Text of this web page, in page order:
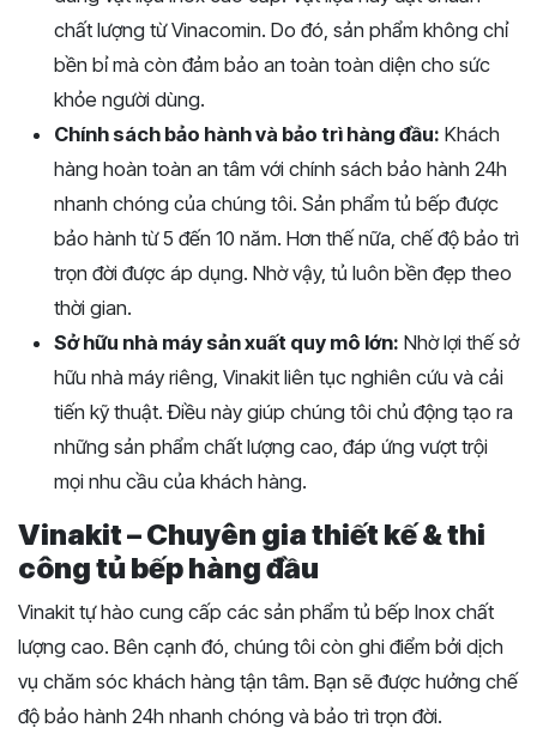
chất lượng từ Vinacomin. Do đó, sản phẩm không chỉ
bền bỉ mà còn đảm bảo an toàn toàn diện cho sức
khỏe người dùng.
Chính sách bảo hành và bảo trì hàng đầu: Khách
hàng hoàn toàn an tâm với chính sách bảo hành 24h
nhanh chóng của chúng tôi. Sản phẩm tủ bếp được
bảo hành từ 5 đến 10 năm. Hơn thế nữa, chế độ bảo trì
trọn đời được áp dụng. Nhờ vậy, tủ luôn bền đẹp theo
thời gian.
Sở hữu nhà máy sản xuất quy mô lớn: Nhờ lợi thế sở
hữu nhà máy riêng, Vinakit liên tục nghiên cứu và cải
tiến kỹ thuật. Điều này giúp chúng tôi chủ động tạo ra
những sản phẩm chất lượng cao, đáp ứng vượt trội
mọi nhu cầu của khách hàng.
Vinakit – Chuyên gia thiết kế & thi
công tủ bếp hàng đầu
Vinakit tự hào cung cấp các sản phẩm tủ bếp Inox chất
lượng cao. Bên cạnh đó, chúng tôi còn ghi điểm bởi dịch
vụ chăm sóc khách hàng tận tâm. Bạn sẽ được hưởng chế
độ bảo hành 24h nhanh chóng và bảo trì trọn đời.